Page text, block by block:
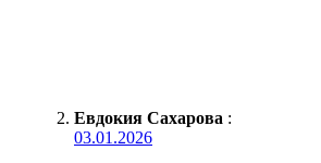
Евдокия Сахарова :
03.01.2026